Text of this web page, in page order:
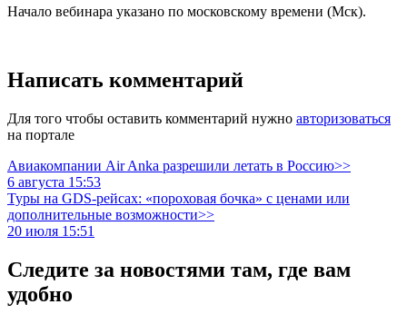
Начало вебинара указано по московскому времени (Мск).
Написать комментарий
Для того чтобы оставить комментарий нужно авторизоваться
на портале
Авиакомпании Air Anka разрешили летать в Россию>>
6 августа 15:53
Туры на GDS-рейсах: «пороховая бочка» с ценами или
дополнительные возможности>>
20 июля 15:51
Следите за новостями там, где вам
удобно